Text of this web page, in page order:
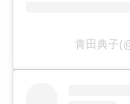
青田典子